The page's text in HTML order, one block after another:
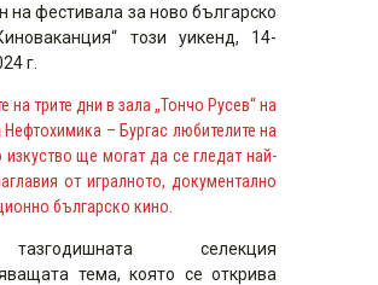
на фестивала за ново българско
този уикенд, 14-
г.
на трите дни в зала „Тончо Русев“ на
– Бургас любителите на
ще могат да се гледат най-
от игралното, документално
българско кино.
селекция
тема, която се открива